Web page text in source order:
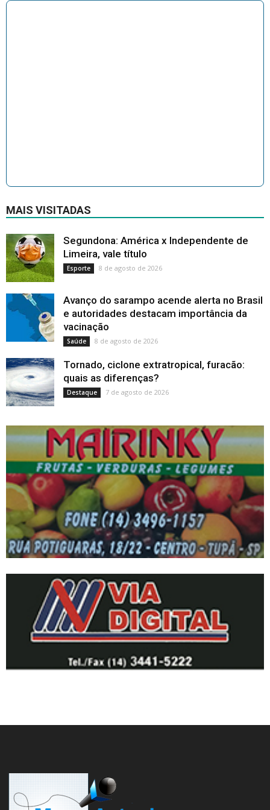
MAIS VISITADAS
Segundona: América x Independente de
Limeira, vale título
Esporte 8 de agosto de 2026
Avanço do sarampo acende alerta no Brasil
e autoridades destacam importância da
vacinação
Saúde 8 de agosto de 2026
Tornado, ciclone extratropical, furacão:
quais as diferenças?
Destaque 7 de agosto de 2026